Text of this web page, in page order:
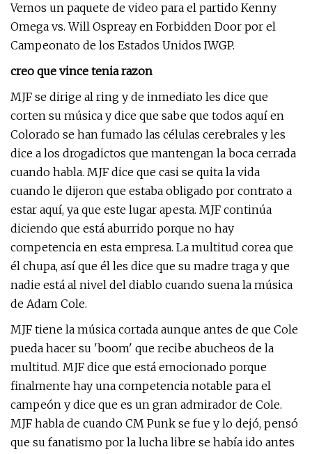
Vemos un paquete de video para el partido Kenny
Omega vs. Will Ospreay en Forbidden Door por el
Campeonato de los Estados Unidos IWGP.
creo que vince tenia razon
MJF se dirige al ring y de inmediato les dice que
corten su música y dice que sabe que todos aquí en
Colorado se han fumado las células cerebrales y les
dice a los drogadictos que mantengan la boca cerrada
cuando habla. MJF dice que casi se quita la vida
cuando le dijeron que estaba obligado por contrato a
estar aquí, ya que este lugar apesta. MJF continúa
diciendo que está aburrido porque no hay
competencia en esta empresa. La multitud corea que
él chupa, así que él les dice que su madre traga y que
nadie está al nivel del diablo cuando suena la música
de Adam Cole.
MJF tiene la música cortada aunque antes de que Cole
pueda hacer su 'boom' que recibe abucheos de la
multitud. MJF dice que está emocionado porque
finalmente hay una competencia notable para el
campeón y dice que es un gran admirador de Cole.
MJF habla de cuando CM Punk se fue y lo dejó, pensó
que su fanatismo por la lucha libre se había ido antes